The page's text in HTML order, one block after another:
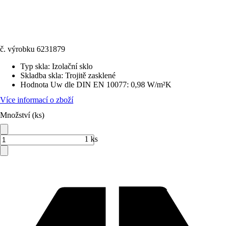
č. výrobku 6231879
Typ skla: Izolační sklo
Skladba skla: Trojitě zasklené
Hodnota Uw dle DIN EN 10077: 0,98 W/m²K
Více informací o zboží
Množství (ks)
1 ks